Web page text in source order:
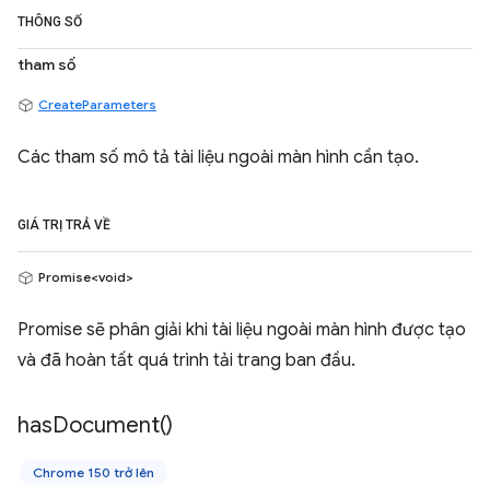
THÔNG SỐ
tham số
CreateParameters
Các tham số mô tả tài liệu ngoài màn hình cần tạo.
GIÁ TRỊ TRẢ VỀ
Promise<void>
Promise sẽ phân giải khi tài liệu ngoài màn hình được tạo
và đã hoàn tất quá trình tải trang ban đầu.
hasDocument()
Chrome 150 trở lên